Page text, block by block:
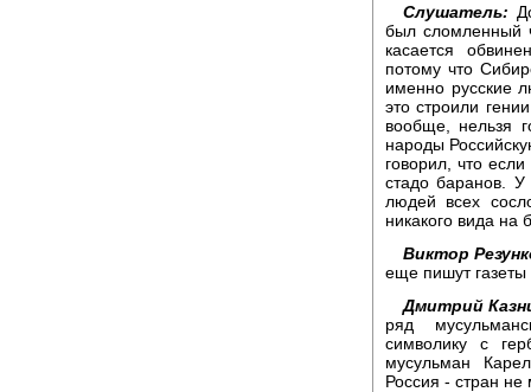
Слушатель:
был сломленный
касается
потому что
именно русские
это строили
вообще, нельзя
народы
говорил, что
стадо баранов.
людей всех
никакого вида на
Виктор
еще пишут
Дмитрий
ряд
символику с
мусульман
Россия - стран